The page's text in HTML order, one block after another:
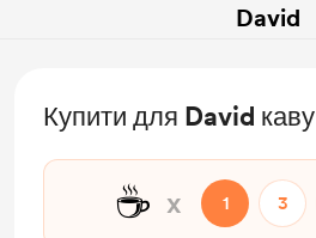
David
Купити для David каву
☕ x 1 3